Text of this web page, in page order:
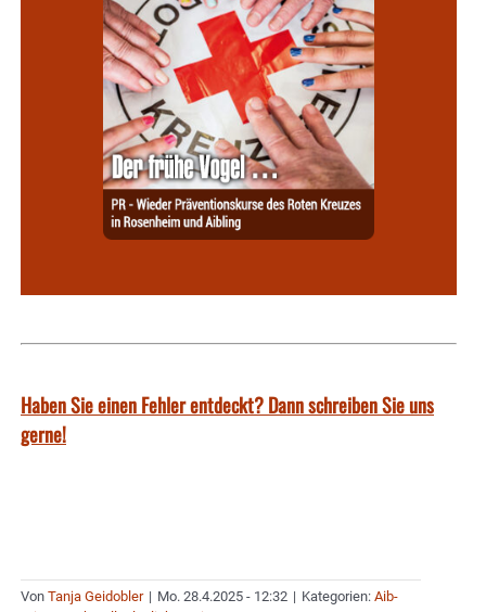
Haben Sie einen Fehler entdeckt? Dann schreiben Sie uns
gerne!
Von Tanja Geidobler | Mo. 28.4.2025 - 12:32 | Kategorien: Aib-